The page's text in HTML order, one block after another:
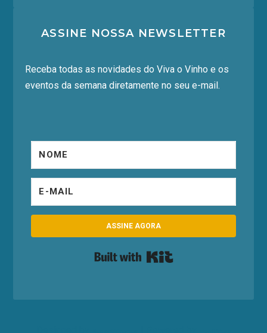
ASSINE NOSSA NEWSLETTER
Receba todas as novidades do Viva o Vinho e os
eventos da semana diretamente no seu e-mail.
ASSINE AGORA